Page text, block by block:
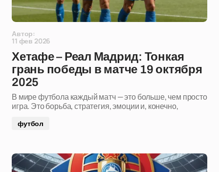
Автор:
11 фев 2026
Хетафе – Реал Мадрид: Тонкая
грань победы в матче 19 октября
2025
В мире футбола каждый матч — это больше, чем просто
игра. Это борьба, стратегия, эмоции и, конечно,
футбол